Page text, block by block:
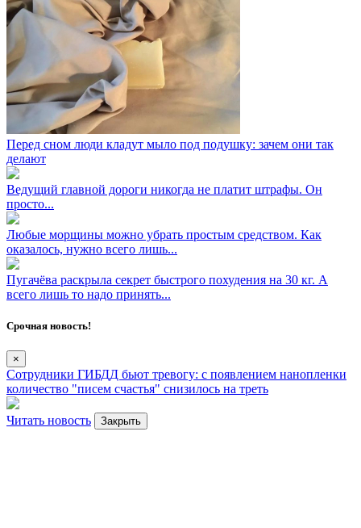
Перед сном люди кладут мыло под подушку: зачем они так
делают
Ведущий главной дороги никогда не платит штрафы. Он
просто...
Любые морщины можно убрать простым средством. Как
оказалось, нужно всего лишь...
Пугачёва раскрыла секрет быстрого похудения на 30 кг. А
всего лишь то надо принять...
Срочная новость!
×
Сотрудники ГИБДД бьют тревогу: с появлением нанопленки
количество "писем счастья" снизилось на треть
Читать новость Закрыть